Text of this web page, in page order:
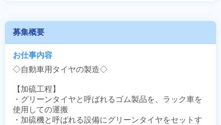
募集概要
お仕事内容
◇自動車用タイヤの製造◇
【加硫工程】
・グリーンタイヤと呼ばれるゴム製品を、ラック車を
使用しての運搬
・加硫機と呼ばれる設備にグリーンタイヤをセットす